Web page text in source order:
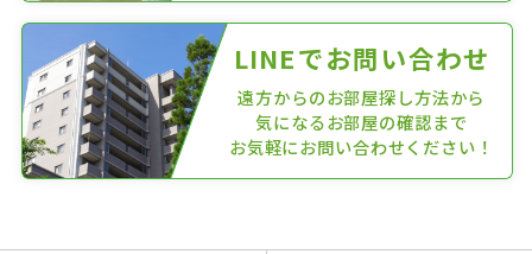
LINEでお問い合わせ
遠方からのお部屋探し方法から
気になるお部屋の確認まで
お気軽にお問い合わせください！